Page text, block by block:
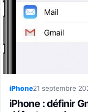
iPhone21 septembre
iPhone : définir